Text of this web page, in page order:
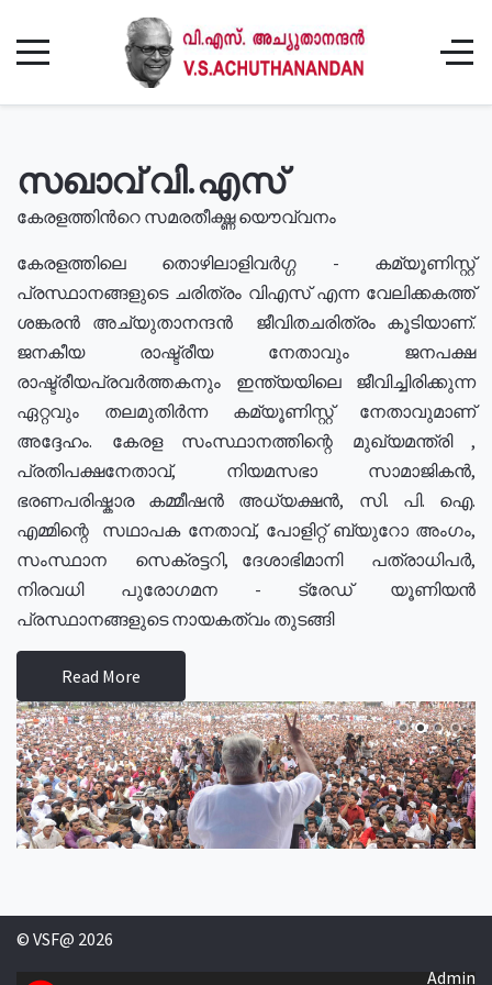
സഖാവ് വി.എസ്
കേരളത്തിൻറെ സമരതീക്ഷ്ണ യൌവ്വനം
കേരളത്തിലെ തൊഴിലാളിവർഗ്ഗ - കമ്യൂണിസ്റ്റ്
പ്രസ്ഥാനങ്ങളുടെ ചരിത്രം വിഎസ് എന്ന വേലിക്കകത്ത്
ശങ്കരൻ അച്യുതാനന്ദൻ ജീവിതചരിത്രം കൂടിയാണ്.
ജനകീയ രാഷ്ട്രീയ നേതാവും ജനപക്ഷ
രാഷ്ട്രീയപ്രവർത്തകനും ഇന്ത്യയിലെ ജീവിച്ചിരിക്കുന്ന
ഏറ്റവും തലമുതിർന്ന കമ്യൂണിസ്റ്റ് നേതാവുമാണ്
അദ്ദേഹം. കേരള സംസ്ഥാനത്തിന്റെ മുഖ്യമന്ത്രി ,
പ്രതിപക്ഷനേതാവ്, നിയമസഭാ സാമാജികൻ,
ഭരണപരിഷ്കാര കമ്മീഷൻ അധ്യക്ഷൻ, സി. പി. ഐ.
എമ്മിന്റെ സഥാപക നേതാവ്, പോളിറ്റ് ബ്യുറോ അംഗം,
സംസ്ഥാന സെക്രട്ടറി, ദേശാഭിമാനി പത്രാധിപർ,
നിരവധി പുരോഗമന - ട്രേഡ് യൂണിയൻ
പ്രസ്ഥാനങ്ങളുടെ നായകത്വം തുടങ്ങി
Read More
© VSF@ 2026
Admin